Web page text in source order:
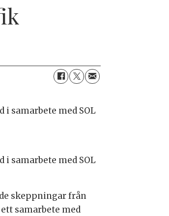
samarbete med SOL
samarbete med SOL
skeppningar från
samarbete med